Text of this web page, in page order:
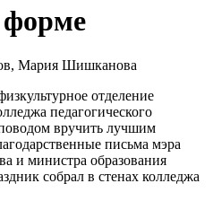
Мария Шишканова
отделение
педагогического
вручить лучшим
письма мэра
и министра образования
собрал в стенах колледжа